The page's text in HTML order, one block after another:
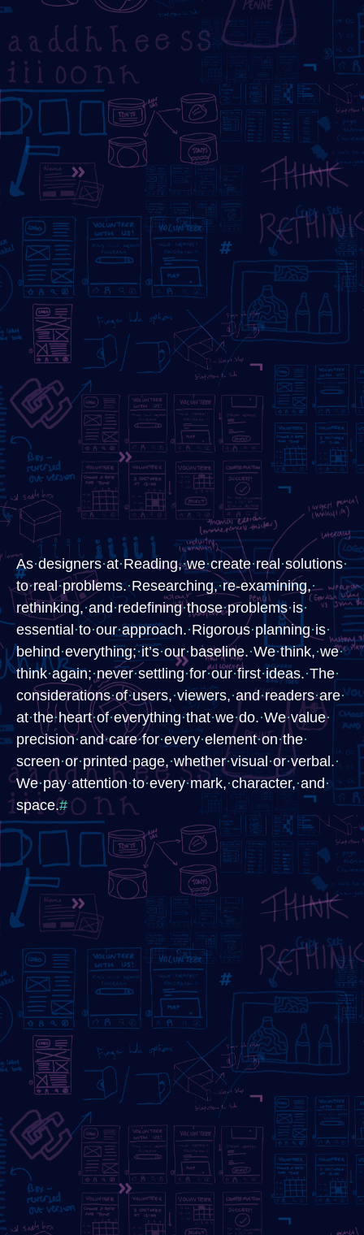
As·​designers·​at·​Reading,·​we·​create·​real ·​solutions·
to·​real·​problems.·​Researching,·​re-examining,·
rethinking,·​and·​redefining·​those·​problems·​is·
essential ·​to·​our·​approach.·​Rigorous·​planning·​is·
behind·​everything;·​it’s·​our· ​baseline.·​We·​think,·​we·
think·​again;·​never·​settling·​for·​our·​first·​ideas.·​The·​
considerations·​of·​​users,·​​viewers,·​and·​readers·​are·
at·​the· ​heart·​of·​everything·​that·​we·​do.·​We·​value·
precision·​and·​care·​for·​every·​element·​on·​the·
screen·​or·​printed ·​page,·​whether·​visual ·​or·​verbal.·
We·​pay·​attention·​to·​every·​mark,·​character,·​and·
space.#